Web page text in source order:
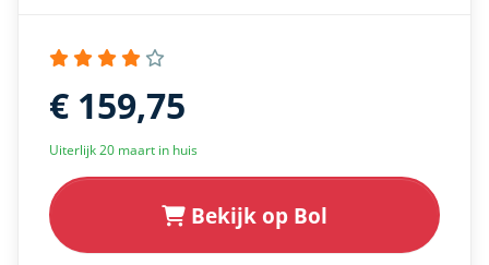
€ 159,75
Uiterlijk 20 maart in huis
Bekijk op Bol